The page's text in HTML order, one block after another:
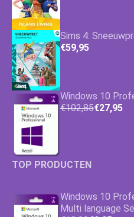
Sims 4:
€59,95
Windows 10
€102,85€27,95
TOP PRODUCTEN
Windows 10
Multi language